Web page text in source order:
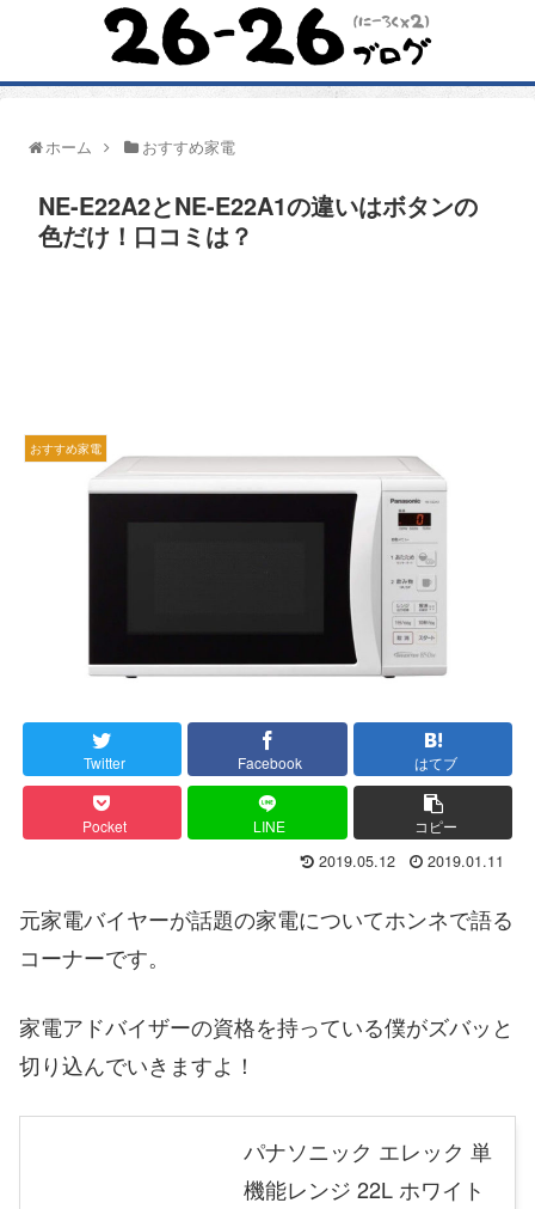
ホーム おすすめ家電
NE-E22A2とNE-E22A1の違いはボタンの
色だけ！口コミは？
おすすめ家電
Twitter Facebook はてブ
Pocket LINE コピー
2019.05.12 2019.01.11
元家電バイヤーが話題の家電についてホンネで語る
コーナーです。
家電アドバイザーの資格を持っている僕がズバッと
切り込んでいきますよ！
パナソニック エレック 単
機能レンジ 22L ホワイト